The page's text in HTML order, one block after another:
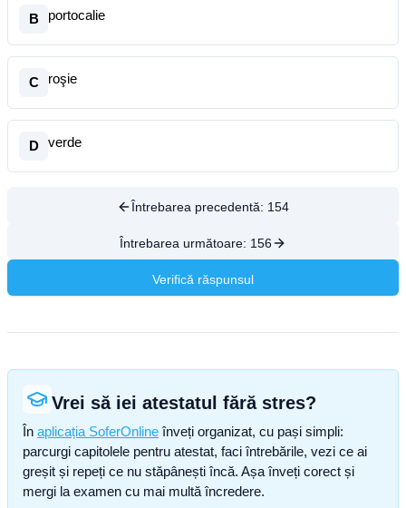
B portocalie
C roşie
D verde
Întrebarea precedentă: 154
Întrebarea următoare: 156
Verifică răspunsul
Vrei să iei atestatul fără stres?
În aplicația SoferOnline înveți organizat, cu pași simpli:
parcurgi capitolele pentru atestat, faci întrebările, vezi ce ai
greșit și repeți ce nu stăpânești încă. Așa înveți corect și
mergi la examen cu mai multă încredere.